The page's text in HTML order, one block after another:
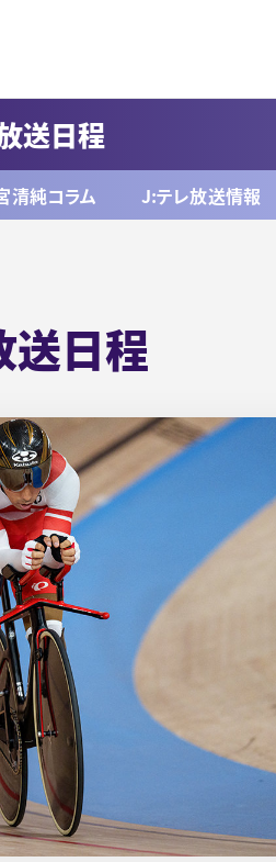
送日程
清純コラム J:テレ放送情報
送日程